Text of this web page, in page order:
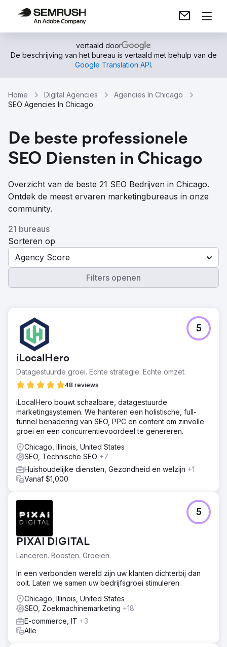
vertaald door
De beschrijving van het bureau is vertaald met behulp van de
Google Translation API.
Home Digital Agencies
Agencies In Chicago
SEO Agencies In Chicago
De beste professionele
SEO Diensten in Chicago
Overzicht van de beste 21 SEO Bedrijven in Chicago.
Ontdek de meest ervaren marketingbureaus in onze
community.
21 bureaus
Sorteren op
Agency Score
Filters openen
iLocalHero
Datagestuurde groei. Echte strategie. Echte omzet.
48 reviews
5
iLocalHero bouwt schaalbare, datagestuurde
marketingsystemen. We hanteren een holistische, full-
funnel benadering van SEO, PPC en content om zinvolle
groei en een concurrentievoordeel te genereren.
Chicago, Illinois, United States
SEO, Technische SEO +7
Huishoudelijke diensten, Gezondheid en welzijn +1
Vanaf $1,000
PIXAI DIGITAL
Lanceren. Boosten. Groeien.
5
In een verbonden wereld zijn uw klanten dichterbij dan
ooit. Laten we samen uw bedrijfsgroei stimuleren.
Chicago, Illinois, United States
SEO, Zoekmachinemarketing +18
E-commerce, IT +3
Alle